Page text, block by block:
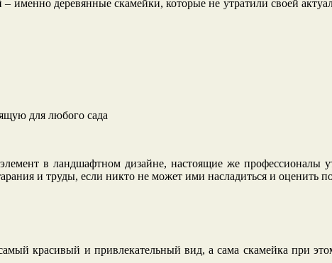
именно деревянные скамейки, которые не утратили своей
для любого сада
в ландшафтном дизайне, настоящие же профессионалы
и труды, если никто не может ими насладиться и оценить
красивый и привлекательный вид, а сама скамейка при